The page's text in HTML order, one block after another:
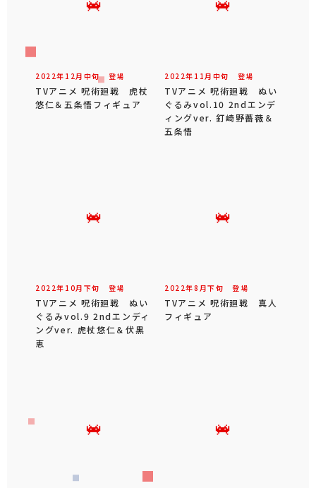
2022年 12 月 中旬登場
TVアニメ 呪術廻戦 虎杖
悠仁＆五条悟フィギュア
2022年 11 月 中旬 登場
TVアニメ 呪術廻戦 ぬい
ぐるみvol.10 2ndエンデ
ィングver. 釘崎野薔薇＆
五条悟
2022年 10月 下旬 登場
TVアニメ 呪術廻戦 ぬい
ぐるみvol.9 2ndエンディ
ングver. 虎杖悠仁＆伏黒
恵
2022年8 月下旬 登場
TVアニメ 呪術廻戦 真人
フィギュア